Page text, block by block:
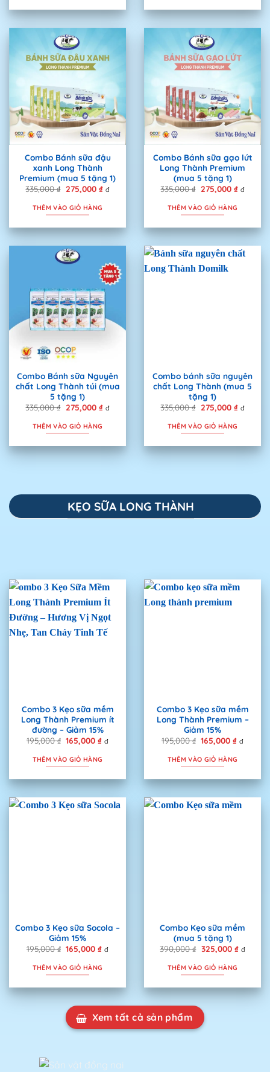
Combo Bánh sữa đậu
xanh Long Thành
Premium (mua 5 tặng 1)
335,000₫ Giá
là:
335,000 ₫.
275,000 ₫Giá
đ
THÊM VÀO GIỎ HÀNG
Combo Bánh sữa gạo lứt
Long Thành Premium
(mua 5 tặng 1)
335,000₫ Giá
là:
335,000 ₫.
275,000 ₫Giá
đ
THÊM VÀO GIỎ HÀNG
Combo Bánh sữa Nguyên
chất Long Thành túi (mua
5 tặng 1)
335,000₫ Giá
là:
335,000 ₫.
275,000 ₫Giá
đ
THÊM VÀO GIỎ HÀNG
Combo bánh sữa nguyên
chất Long Thành (mua 5
tặng 1)
335,000₫ Giá
là:
335,000 ₫.
275,000 ₫Giá
đ
THÊM VÀO GIỎ HÀNG
KẸO SỮA LONG THÀNH
Combo 3 Kẹo sữa mềm
Long Thành Premium ít
đường – Giảm 15%
195,000₫ Giá
gốc
là:
195,000 ₫.
165,000₫ Giá
đ
THÊM VÀO GIỎ HÀNG
Combo 3 Kẹo sữa mềm
Long Thành Premium –
Giảm 15%
195,000₫ Giá
gốc
là:
195,000 ₫.
165,000₫ Giá
đ
THÊM VÀO GIỎ HÀNG
Combo 3 Kẹo sữa Socola –
Giảm 15%
195,000₫ Giá
gốc
là:
195,000 ₫.
165,000₫ Giá
đ
THÊM VÀO GIỎ HÀNG
Combo Kẹo sữa mềm
(mua 5 tặng 1)
390,000₫ Giá
là:
390,000 ₫.
325,000 ₫Giá
đ
THÊM VÀO GIỎ HÀNG
Xem tất cả sản phẩm